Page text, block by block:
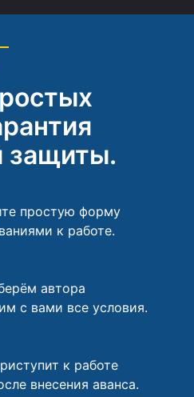
защиты.
простую форму
к работе.
автора
с вами все условия.
к работе
внесения аванса.